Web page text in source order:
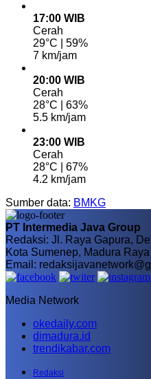
17:00 WIB
Cerah
29°C | 59%
7 km/jam
20:00 WIB
Cerah
28°C | 63%
5.5 km/jam
23:00 WIB
Cerah
28°C | 67%
4.2 km/jam
Sumber data: BMKG
PT Intermedia Java Group
Redaksi: Jl. Raya Gapura,
Kota Sumenep, Madura
Email:
Media Network
okedaily.com
dimadura.id
trendikabar.com
Redaksi